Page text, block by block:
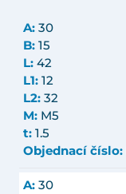
A: 30
B: 15
L: 42
L1: 12
L2: 32
M: M5
t: 1.5
Objednací číslo:
A: 30